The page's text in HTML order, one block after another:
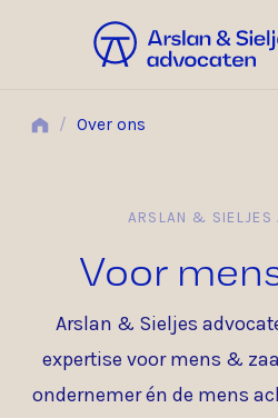
/ Over ons
ARSLAN & SIELJES
Voor
Arslan & Sieljes
expertise voor mens &
ondernemer én de mens